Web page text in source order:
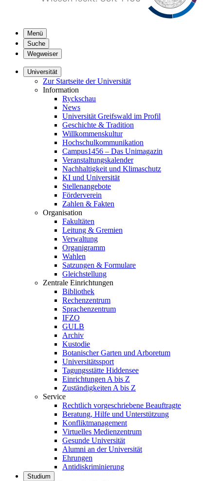
Menü
Suche
Wegweiser
Universität
Zur Startseite der Universität
Information
Ryckschau
News
Universität Greifswald im Profil
Geschichte & Tradition
Willkommenskultur
Hochschulkommunikation
Campus1456 – Das Unimagazin
Veranstaltungskalender
Nachhaltigkeit und Klimaschutz
KI und Universität
Stellenangebote
Förderverein
Zahlen & Fakten
Organisation
Fakultäten
Leitung & Gremien
Verwaltung
Organigramm
Wahlen
Satzungen & Formulare
Gleichstellung
Zentrale Einrichtungen
Bibliothek
Rechenzentrum
Sprachenzentrum
IFZO
GULB
Archiv
Kustodie
Botanischer Garten und Arboretum
Universitätssport
Tagungsstätte Hiddensee
Einrichtungen A bis Z
Zuständigkeiten A bis Z
Service
Rechtlich vorgeschriebene Beauftragte
Beratung, Hilfe und Unterstützung
Konfliktmanagement
Virtuelles Medienzentrum
Gesunde Universität
Alumni an der Universität
Ehrungen
Antidiskriminierung
Studium